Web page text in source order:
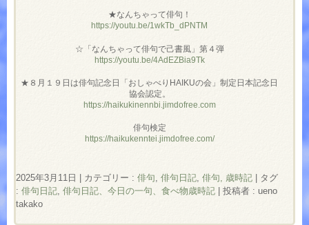
★なんちゃって俳句！
https://youtu.be/1wkTb_dPNTM
☆「なんちゃって俳句で己書風」第４弾
https://youtu.be/4AdEZBia9Tk
★８月１９日は俳句記念日「おしゃべりHAIKUの会」制定日本記念日
協会認定。
https://haikukinennbi.jimdofree.com
俳句検定
https://haikukenntei.jimdofree.com/
2025年3月11日 カテゴリー : 俳句, 俳句日記, 俳句, 歳時記
タグ
: 俳句日記, 俳句日記、今日の一句、食べ物歳時記
投稿者 : ueno
takako